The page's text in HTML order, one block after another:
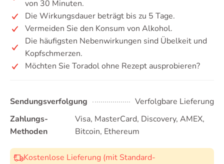
von 30 Minuten.
Die Wirkungsdauer beträgt bis zu 5 Tage.
Vermeiden Sie den Konsum von Alkohol.
Die häufigsten Nebenwirkungen sind Übelkeit und
Kopfschmerzen.
Möchten Sie Toradol ohne Rezept ausprobieren?
Sendungsverfolgung
Verfolgbare Lieferung
Zahlungs-
Methoden
Visa, MasterCard, Discovery, AMEX,
Bitcoin, Ethereum
Kostenlose Lieferung (mit Standard-